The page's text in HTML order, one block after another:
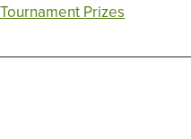
Prizes